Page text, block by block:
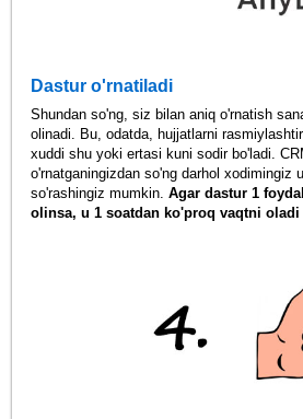
Dastur o'rnatiladi
Shundan so'ng, siz bilan aniq o'rnatish
olinadi. Bu, odatda, hujjatlarni
xuddi shu yoki ertasi kuni sodir bo'ladi.
o'rnatganingizdan so'ng darhol xodimingiz
so'rashingiz mumkin.Agar dastur 1
olinsa, u 1 soatdan ko'proq vaqtni oladi